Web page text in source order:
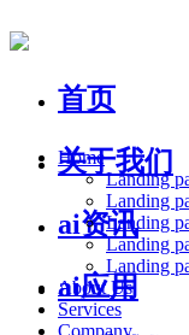
首页
关于我们
ai资讯
ai应用
Home
Landing
Landing
Landing
Landing
Landing
About Us
Services
Company